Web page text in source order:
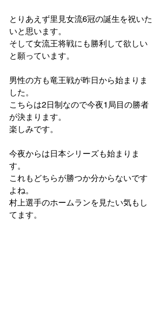
とりあえず里見女流6冠の誕生を祝いた
いと思います。
そして女流王将戦にも勝利して欲しい
と願っています。
男性の方も竜王戦が昨日から始まりま
した。
こちらは2日制なので今夜1局目の勝者
が決まります。
楽しみです。
今夜からは日本シリーズも始まりま
す。
これもどちらが勝つか分からないです
よね。
村上選手のホームランを見たい気もし
てます。